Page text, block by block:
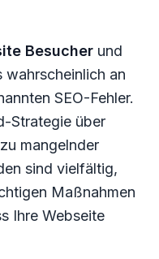
Besucher und
wahrscheinlich an
SEO-Fehler.
Strategie über
mangelnder
sind vielfältig,
Maßnahmen
Ihre Webseite